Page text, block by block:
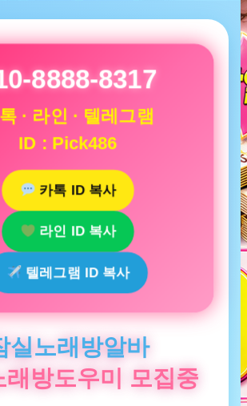
8888-8317
· 라인 · 텔레그램
ID : Pick486
카톡 ID 복사
라인 ID 복사
텔레그램 ID 복사
실노래방알바
래방도우미 모집중